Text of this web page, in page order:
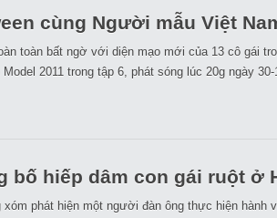
cùng Người mẫu Việt
toàn bất ngờ với diện mạo mới của 13 cô gái
Model 2011 trong tập 6, phát sóng lúc 20g ngày
bố hiếp dâm con gái ruột ở
phát hiện một người đàn ông thực hiện hành